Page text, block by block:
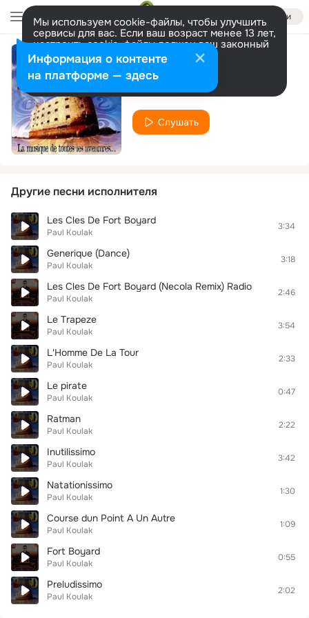
Войти
Мы используем cookie-файлы, чтобы улучшить
сервисы для вас. Если ваш возраст менее 13 лет,
настроить cookie-файлы должен ваш законный
представитель. Больше информации
Разрешить все Настроить
Le Rap Du Fort
Paul Koulak
Слушать
Другие песни исполнителя
Les Cles De Fort Boyard
Paul Koulak
3:34
Generique (Dance)
Paul Koulak
3:18
Les Cles De Fort Boyard (Necola Remix) Radio
Paul Koulak
2:46
Le Trapeze
Paul Koulak
3:54
L'Homme De La Tour
Paul Koulak
2:33
Le pirate
Paul Koulak
0:47
Ratman
Paul Koulak
2:22
Inutilissimo
Paul Koulak
3:42
Natationissimo
Paul Koulak
1:30
Course dun Point A Un Autre
Paul Koulak
1:09
Fort Boyard
Paul Koulak
0:55
Preludissimo
Paul Koulak
2:02
Информация о контенте
на платформе — здесь